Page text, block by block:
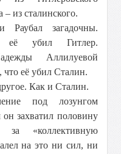
из сталинского.
Раубал загадочны.
её убил Гитлер.
Аллилуевой
что её убил Сталин.
Как и Сталин.
под лозунгом
захватил половину
«коллективную
на это ни сил, ни